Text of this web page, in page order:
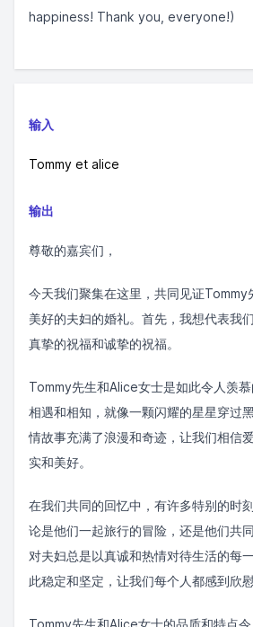
happiness! Thank you, everyone!)
输入
Tommy et alice
输出
尊敬的嘉宾们，
今天我们聚集在这里，共同见证
美好的夫妇的婚礼。首先，我想代表我
真挚的祝福和诚挚的祝福。
Tommy先生和Alice女士是如此令人羡
相遇和相知，就像一颗闪耀的星星穿过
情故事充满了浪漫和奇迹，让我们相信
实和美好。
在我们共同的回忆中，有许多特别的时
论是他们一起旅行的冒险，还是他们共
对夫妇总是以真诚和热情对待生活的每
此稳定和坚定，让我们每个人都感到欣慰
Tommy先生和Alice女士的品质和特点